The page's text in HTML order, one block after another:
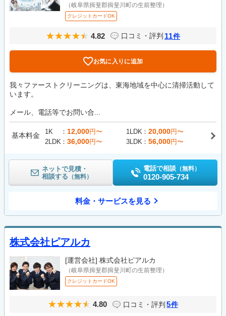
（岐阜県揖斐郡揖斐川町の生前整理）
クレジットカードOK
4.82 口コミ・評判 11件
お気に入りに追加
我々ファーストクリーニングは、東海地域を中心に清掃活動して
います。
メール、電話等でお問い合...
基本料金 1K 12,000円〜 1LDK 20,000円〜
2LDK
36,000円〜 3LDK 56,000円〜
ネットで見積・
相談する （無料）
電話で相談 （無料）
0120-905-734
料金・サービスを見る
株式会社ピアルカ
[運営会社] 株式会社ピアルカ
（岐阜県揖斐郡揖斐川町の生前整理）
クレジットカードOK
4.80 口コミ・評判 5件